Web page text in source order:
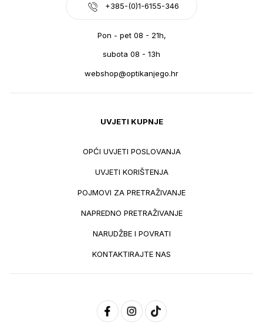
+385-(0)1-6155-346
Pon - pet 08 - 21h,
subota 08 - 13h
webshop@optikanjego.hr
UVJETI KUPNJE
OPĆI UVJETI POSLOVANJA
UVJETI KORIŠTENJA
POJMOVI ZA PRETRAŽIVANJE
NAPREDNO PRETRAŽIVANJE
NARUDŽBE I POVRATI
KONTAKTIRAJTE NAS